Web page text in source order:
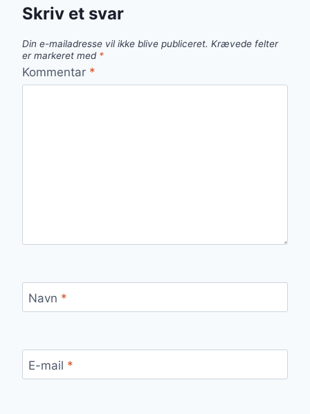
Skriv et svar
Din e-mailadresse vil ikke blive publiceret. Krævede felter
er markeret med *
Kommentar *
Navn *
E-mail *